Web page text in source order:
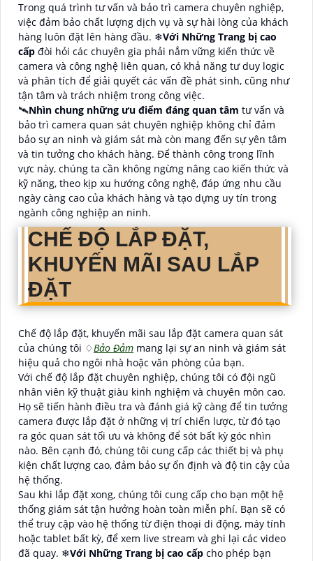
Trong quá trình tư vấn và bảo trì camera chuyên nghiệp,
việc đảm bảo chất lượng dịch vụ và sự hài lòng của khách
hàng luôn đặt lên hàng đầu. ❄Với Những Trang bị cao
cấp đòi hỏi các chuyên gia phải nắm vững kiến thức về
camera và công nghệ liên quan, có khả năng tư duy logic
và phân tích để giải quyết các vấn đề phát sinh, cũng như
tận tâm và trách nhiệm trong công việc.
🛰Nhìn chung những ưu điểm đáng quan tâm tư vấn và
bảo trì camera quan sát chuyên nghiệp không chỉ đảm
bảo sự an ninh và giám sát mà còn mang đến sự yên tâm
và tin tưởng cho khách hàng. Để thành công trong lĩnh
vực này, chúng ta cần không ngừng nâng cao kiến thức và
kỹ năng, theo kịp xu hướng công nghệ, đáp ứng nhu cầu
ngày càng cao của khách hàng và tạo dựng uy tín trong
ngành công nghiệp an ninh.
CHẾ ĐỘ LẮP ĐẶT,
KHUYẾN MÃI SAU LẮP
ĐẶT
Chế độ lắp đặt, khuyến mãi sau lắp đặt camera quan sát
của chúng tôi ♢Bảo Đảm mang lại sự an ninh và giám sát
hiệu quả cho ngôi nhà hoặc văn phòng của bạn.
Với chế độ lắp đặt chuyên nghiệp, chúng tôi có đội ngũ
nhân viên kỹ thuật giàu kinh nghiệm và chuyên môn cao.
Họ sẽ tiến hành điều tra và đánh giá kỹ càng để tin tưởng
camera được lắp đặt ở những vị trí chiến lược, từ đó tạo
ra góc quan sát tối ưu và không để sót bất kỳ góc nhìn
nào. Bên cạnh đó, chúng tôi cung cấp các thiết bị và phụ
kiện chất lượng cao, đảm bảo sự ổn định và độ tin cậy của
hệ thống.
Sau khi lắp đặt xong, chúng tôi cung cấp cho bạn một hệ
thống giám sát tận hưởng hoàn toàn miễn phí. Bạn sẽ có
thể truy cập vào hệ thống từ điện thoại di động, máy tính
hoặc tablet bất kỳ, để xem live stream và ghi lại các video
đã quay. ❄Với Những Trang bị cao cấp cho phép bạn